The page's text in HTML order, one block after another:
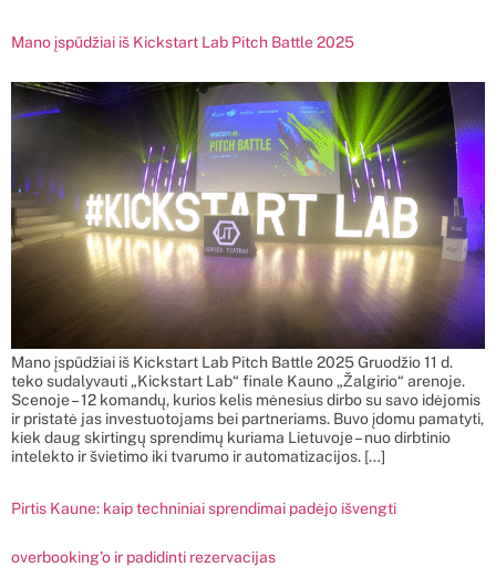
Mano įspūdžiai iš Kickstart Lab Pitch Battle 2025
Mano įspūdžiai iš Kickstart Lab Pitch Battle 2025 Gruodžio 11 d.
teko sudalyvauti „Kickstart Lab“ finale Kauno „Žalgirio“ arenoje.
Scenoje – 12 komandų, kurios kelis mėnesius dirbo su savo idėjomis
ir pristatė jas investuotojams bei partneriams. Buvo įdomu pamatyti,
kiek daug skirtingų sprendimų kuriama Lietuvoje – nuo dirbtinio
intelekto ir švietimo iki tvarumo ir automatizacijos. […]
Pirtis Kaune: kaip techniniai sprendimai padėjo išvengti
overbooking’o ir padidinti rezervacijas